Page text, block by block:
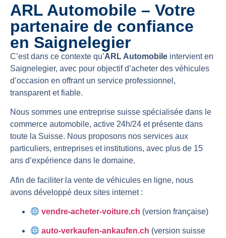
ARL Automobile – Votre
partenaire de confiance
en Saignelegier
C’est dans ce contexte qu’ARL Automobile intervient en
Saignelegier, avec pour objectif d’acheter des véhicules
d’occasion en offrant un service professionnel,
transparent et fiable.
Nous sommes une entreprise suisse spécialisée dans le
commerce automobile, active 24h/24 et présente dans
toute la Suisse. Nous proposons nos services aux
particuliers, entreprises et institutions, avec plus de 15
ans d’expérience dans le domaine.
Afin de faciliter la vente de véhicules en ligne, nous
avons développé deux sites internet :
vendre-acheter-voiture.ch (version française)
auto-verkaufen-ankaufen.ch (version suisse